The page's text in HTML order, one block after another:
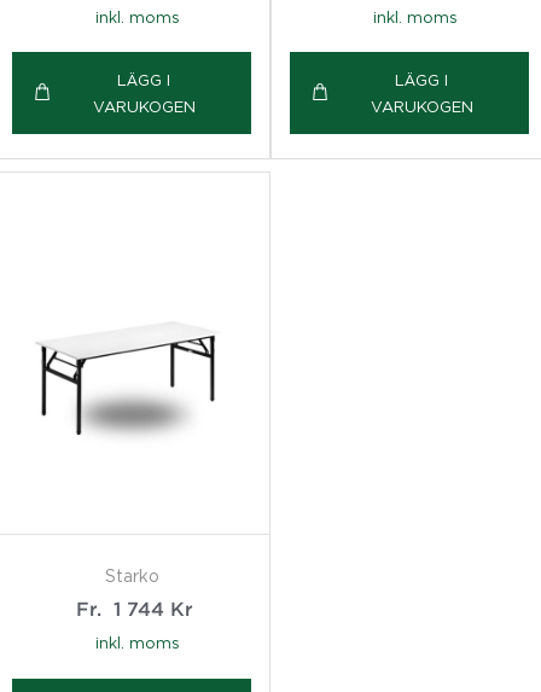
inkl. moms
LÄGG I
VARUKOGEN
inkl. moms
LÄGG I
VARUKOGEN
Starko
Fr.
1 744 Kr
inkl. moms